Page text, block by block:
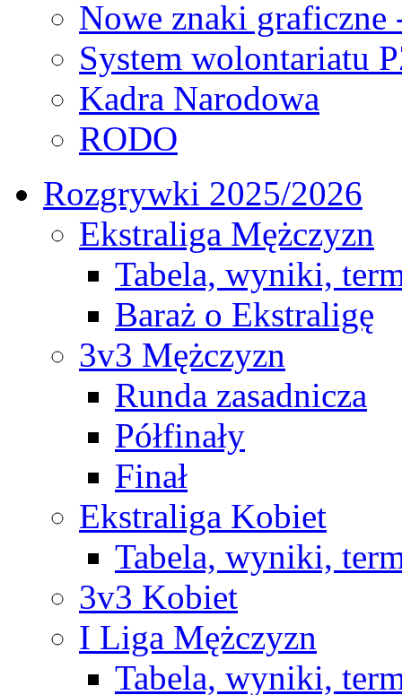
Nowe znaki graficzne
System wolontariatu
Kadra Narodowa
RODO
Rozgrywki 2025/2026
Ekstraliga Mężczyzn
Tabela, wyniki,
Baraż o Ekstraligę
3v3 Mężczyzn
Runda zasadnicza
Półfinały
Finał
Ekstraliga Kobiet
Tabela, wyniki,
3v3 Kobiet
I Liga Mężczyzn
Tabela, wyniki,